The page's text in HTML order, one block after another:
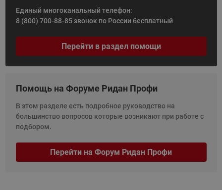
Единый многоканальный телефон:
8 (800) 700-88-85звонок по России бесплатный
Перейти в раздел помощи
Помощь на Форуме Ридан Профи
В этом разделе есть подробное руководство на
большинство вопросов которые возникают при работе с
подбором.
Перейти на Форум Ридан Профи